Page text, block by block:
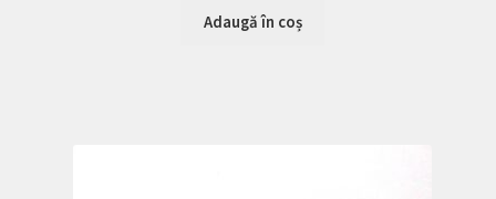
Adaugă în coș